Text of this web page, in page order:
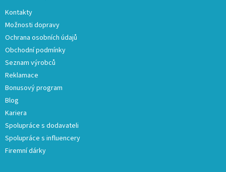
Kontakty
Možnosti dopravy
Ochrana osobních údajů
Obchodní podmínky
Seznam výrobců
Reklamace
Bonusový program
Blog
Kariera
Spolupráce s dodavateli
Spolupráce s influencery
Firemní dárky